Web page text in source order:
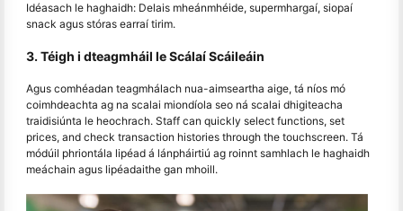
Idéasach le haghaidh: Delais mheánmhéide, supermhargaí, siopaí
snack agus stóras earraí tirim.
3. Téigh i dteagmháil le Scálaí Scáileáin
Agus comhéadan teagmhálach nua-aimseartha aige, tá níos mó
coimhdeachta ag na scalai miondíola seo ná scalai dhigiteacha
traidisiúnta le heochrach. Staff can quickly select functions, set
prices, and check transaction histories through the touchscreen. Tá
módúil phriontála lipéad á lánpháirtiú ag roinnt samhlach le haghaidh
meáchain agus lipéadaithe gan mhoill.